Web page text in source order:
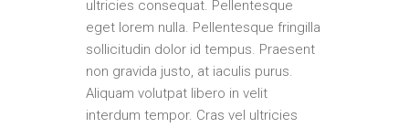
ultricies consequat. Pellentesque
eget lorem nulla. Pellentesque fringilla
sollicitudin dolor id tempus. Praesent
non gravida justo, at iaculis purus.
Aliquam volutpat libero in velit
interdum tempor. Cras vel ultricies